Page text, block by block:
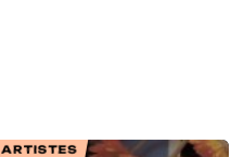
ARTISTES